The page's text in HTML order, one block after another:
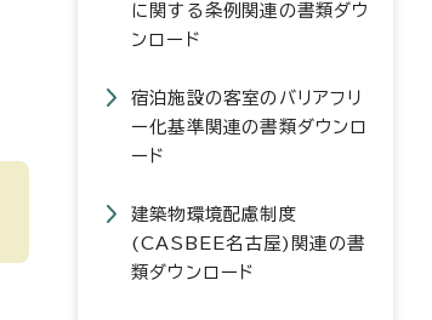
に関する条例関連の書類ダウ
ンロード
宿泊施設の客室のバリアフリ
ー化基準関連の書類ダウンロ
ード
建築物環境配慮制度
(CASBEE名古屋)関連の書
類ダウンロード